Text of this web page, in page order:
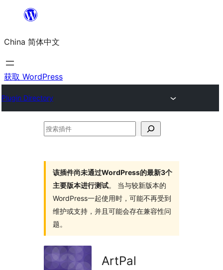
内
容
China 简体中文
获取 WordPress
Plugin Directory
搜
该插件尚未通过WordPress的最新3个
主要版本进行测试。 当与较新版本的
WordPress一起使用时，可能不再受到
维护或支持，并且可能会存在兼容性问
题。
ArtPal